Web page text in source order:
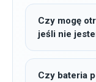
Czy mogę
jeśli nie
Czy bateria